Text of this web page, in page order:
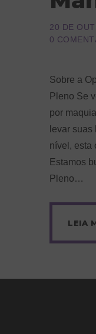
20 DE
0
Sobre a
Pleno Se
por
levar
nível, esta
Estamos
Pleno…
LEIA